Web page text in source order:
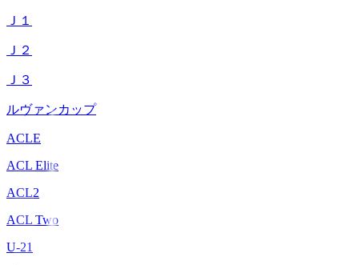
Ｊ１
Ｊ２
Ｊ３
ルヴァンカップ
ACLE
ACL Elite
ACL2
ACL Two
U-21